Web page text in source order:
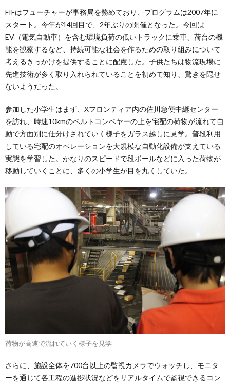
FIFはフューチャーが事務局を務めており、プログラムは2007年に
スタート。今年が14回目で、2年ぶりの開催となった。今回は
EV（電気自動車）を含む環境負荷の低いトラックに乗車、荷台の機
能を観察するなど、持続可能な社会を作るための取り組みについて
考えるきっかけを提供することに配慮した。子供たちは物流現場に
先進技術が多く取り入れられていることを初めて知り、驚きを隠せ
ないようだった。
参加した小学生はまず、Xフロンティア内の佐川急便中継センター
を訪れ、時速10kmのベルトコンベヤーの上を宅配の荷物が流れて自
動で方面別に仕分けされていく様子をガラス越しに見学。普段利用
している宅配のオペレーションを大規模な自動化設備が支えている
実態を学習した。かなりのスピードで段ボールなどに入った荷物が
移動していくことに、多くの小学生が目を丸くしていた。
荷物が高速で流れていく様子を見学
さらに、施設全体を700台以上の監視カメラでウォッチし、モニタ
ーを通じて各工程の進捗状況などをリアルタイムで監視できるコン